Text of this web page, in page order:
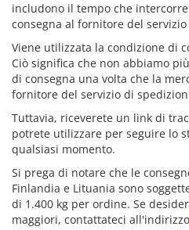
includono il tempo che
consegna al fornitore del
Viene utilizzata la condizione di
Ciò significa che non abbiamo
di consegna una volta che la
fornitore del servizio di
Tuttavia, riceverete un link di
potrete utilizzare per seguire lo
qualsiasi momento.
Si prega di notare che le
Finlandia e Lituania sono
di 1.400 kg per ordine. Se
maggiori, contattateci all'indirizzo